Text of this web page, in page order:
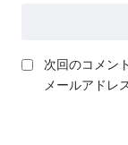
次回のコメン
メールアドレ